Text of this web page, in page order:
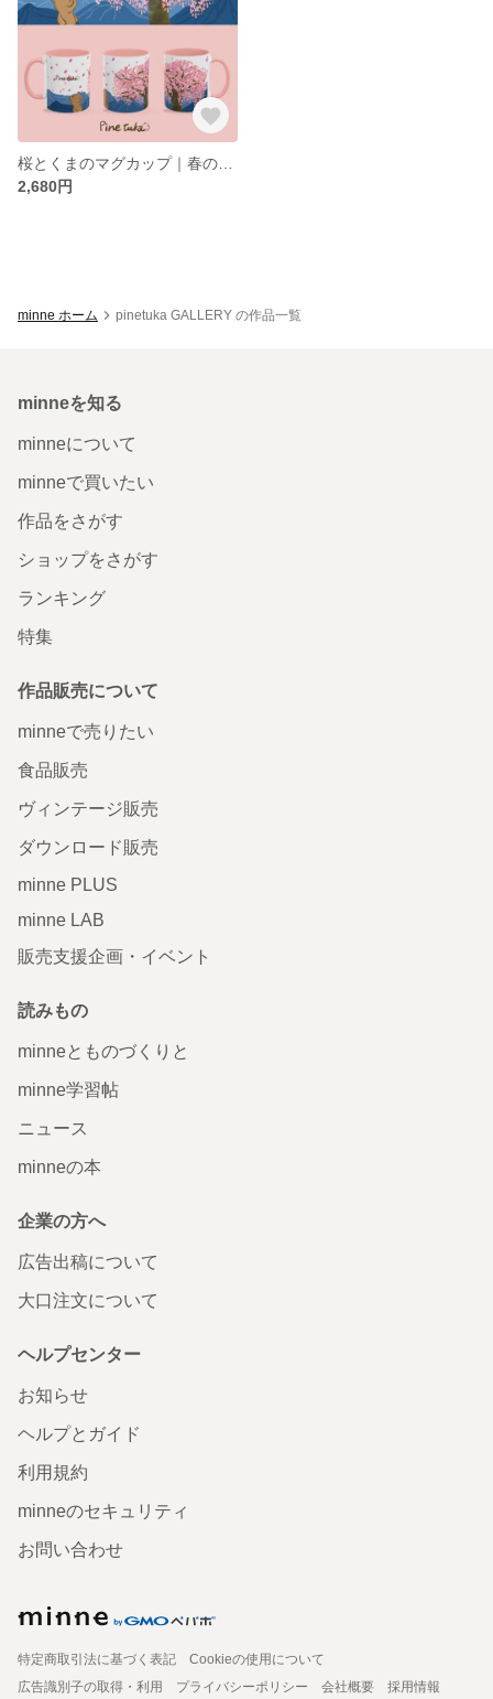
2,680円
minne ホーム pinetuka GALLERY の作品一覧
minneを知る
minneについて
minneで買いたい
作品をさがす
ショップをさがす
ランキング
特集
作品販売について
minneで売りたい
食品販売
ヴィンテージ販売
ダウンロード販売
minne PLUS
minne LAB
販売支援企画・イベント
読みもの
minneとものづくりと
minne学習帖
ニュース
minneの本
企業の方へ
広告出稿について
大口注文について
ヘルプセンター
お知らせ
ヘルプとガイド
利用規約
minneのセキュリティ
お問い合わせ
特定商取引法に基づく表記
Cookieの使用について
広告識別子の取得・利用
プライバシーポリシー 会社概要
採用情報